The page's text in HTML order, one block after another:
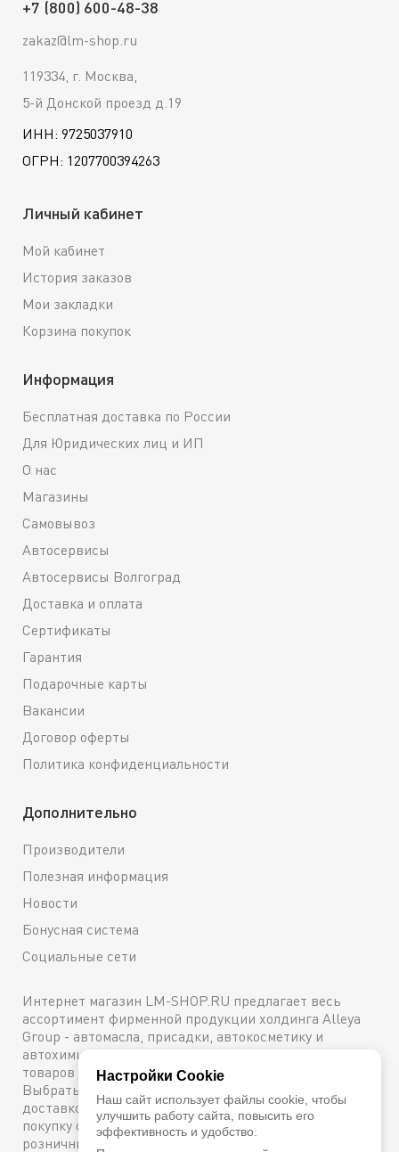
+7 (800) 600-48-38
zakaz@lm-shop.ru
119334, г. Москва,
5-й Донской проезд д.19
ИНН: 9725037910
ОГРН: 1207700394263
Личный кабинет
Мой кабинет
История заказов
Мои закладки
Корзина покупок
Информация
Бесплатная доставка по России
Для Юридических лиц и ИП
О нас
Магазины
Самовывоз
Автосервисы
Автосервисы Волгоград
Доставка и оплата
Сертификаты
Гарантия
Подарочные карты
Вакансии
Договор оферты
Политика конфиденциальности
Дополнительно
Производители
Полезная информация
Новости
Бонусная система
Социальные сети
Интернет магазин LM-SHOP.RU предлагает весь
ассортимент фирменной продукции холдинга Alleya
Group - автомасла, присадки, автокосметику и
автохимию. Каталог содержит подробное описание
товаров с техническими характеристиками и ценами.
Выбрать и купить оригинальную продукцию с
доставкой по Москве можно сейчас же, оформив
покупку онлайн, либо посетив один из наших
розничных магазинов. Более подробную информацию
Настройки Cookie
Наш сайт использует файлы cookie, чтобы
улучшить работу сайта, повысить его
эффективность и удобство.